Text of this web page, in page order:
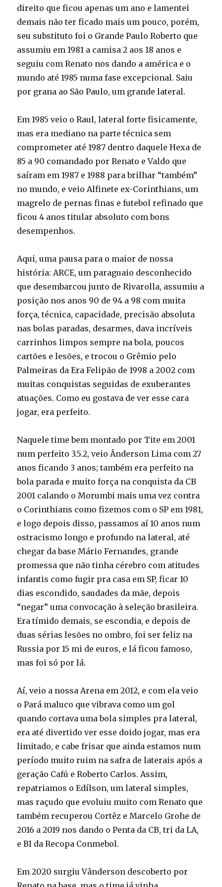
direito que ficou apenas um ano e lamentei
demais não ter ficado mais um pouco, porém,
seu substituto foi o Grande Paulo Roberto que
assumiu em 1981 a camisa 2 aos 18 anos e
seguiu com Renato nos dando a américa e o
mundo até 1985 numa fase excepcional. Saiu
por grana ao São Paulo, um grande lateral.
Em 1985 veio o Raul, lateral forte fisicamente,
mas era mediano na parte técnica sem
comprometer até 1987 dentro daquele Hexa de
85 a 90 comandado por Renato e Valdo que
saíram em 1987 e 1988 para brilhar “também”
no mundo, e veio Alfinete ex-Corinthians, um
magrelo de pernas finas e futebol refinado que
ficou 4 anos titular absoluto com bons
desempenhos.
Aqui, uma pausa para o maior de nossa
história: ARCE, um paraguaio desconhecido
que desembarcou junto de Rivarolla, assumiu a
posição nos anos 90 de 94 a 98 com muita
força, técnica, capacidade, precisão absoluta
nas bolas paradas, desarmes, dava incríveis
carrinhos limpos sempre na bola, poucos
cartões e lesões, e trocou o Grêmio pelo
Palmeiras da Era Felipão de 1998 a 2002 com
muitas conquistas seguidas de exuberantes
atuações. Como eu gostava de ver esse cara
jogar, era perfeito.
Naquele time bem montado por Tite em 2001
num perfeito 3.5.2, veio Ânderson Lima com 27
anos ficando 3 anos; também era perfeito na
bola parada e muito força na conquista da CB
2001 calando o Morumbi mais uma vez contra
o Corinthians como fizemos com o SP em 1981,
e logo depois disso, passamos aí 10 anos num
ostracismo longo e profundo na lateral, até
chegar da base Mário Fernandes, grande
promessa que não tinha cérebro com atitudes
infantis como fugir pra casa em SP, ficar 10
dias escondido, saudades da mãe, depois
“negar” uma convocação à seleção brasileira.
Era tímido demais, se escondia, e depois de
duas sérias lesões no ombro, foi ser feliz na
Russia por 15 mi de euros, e lá ficou famoso,
mas foi só por lá.
Aí, veio a nossa Arena em 2012, e com ela veio
o Pará maluco que vibrava como um gol
quando cortava uma bola simples pra lateral,
era até divertido ver esse doido jogar, mas era
limitado, e cabe frisar que ainda estamos num
período muito ruim na safra de laterais após a
geração Cafú e Roberto Carlos. Assim,
repatriamos o Edílson, um lateral simples,
mas raçudo que evoluiu muito com Renato que
também recuperou Cortêz e Marcelo Grohe de
2016 a 2019 nos dando o Penta da CB, tri da LA,
e BI da Recopa Conmebol.
Em 2020 surgiu Vânderson descoberto por